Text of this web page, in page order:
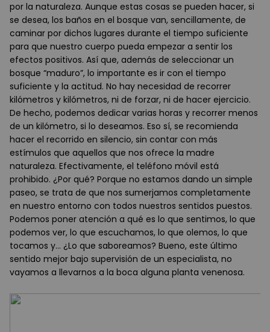
por la naturaleza. Aunque estas cosas se pueden hacer, si
se desea, los baños en el bosque van, sencillamente, de
caminar por dichos lugares durante el tiempo suficiente
para que nuestro cuerpo pueda empezar a sentir los
efectos positivos. Así que, además de seleccionar un
bosque “maduro”, lo importante es ir con el tiempo
suficiente y la actitud. No hay necesidad de recorrer
kilómetros y kilómetros, ni de forzar, ni de hacer ejercicio.
De hecho, podemos dedicar varias horas y recorrer menos
de un kilómetro, si lo deseamos. Eso sí, se recomienda
hacer el recorrido en silencio, sin contar con más
estímulos que aquellos que nos ofrece la madre
naturaleza. Efectivamente, el teléfono móvil está
prohibido. ¿Por qué? Porque no estamos dando un simple
paseo, se trata de que nos sumerjamos completamente
en nuestro entorno con todos nuestros sentidos puestos.
Podemos poner atención a qué es lo que sentimos, lo que
podemos ver, lo que escuchamos, lo que olemos, lo que
tocamos y... ¿Lo que saboreamos? Bueno, este último
sentido mejor bajo supervisión de un especialista, no
vayamos a llevarnos a la boca alguna planta venenosa.